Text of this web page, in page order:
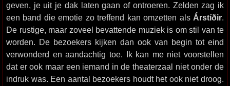
geven, je uit je dak laten gaan of ontroeren. Zelden zag ik
een band die emotie zo treffend kan omzetten als Árstíðir.
De rustige, maar zoveel bevattende muziek is om stil van te
worden. De bezoekers kijken dan ook van begin tot eind
verwonderd en aandachtig toe. Ik kan me niet voorstellen
dat er ook maar een iemand in de theaterzaal niet onder de
indruk was. Een aantal bezoekers houdt het ook niet droog.